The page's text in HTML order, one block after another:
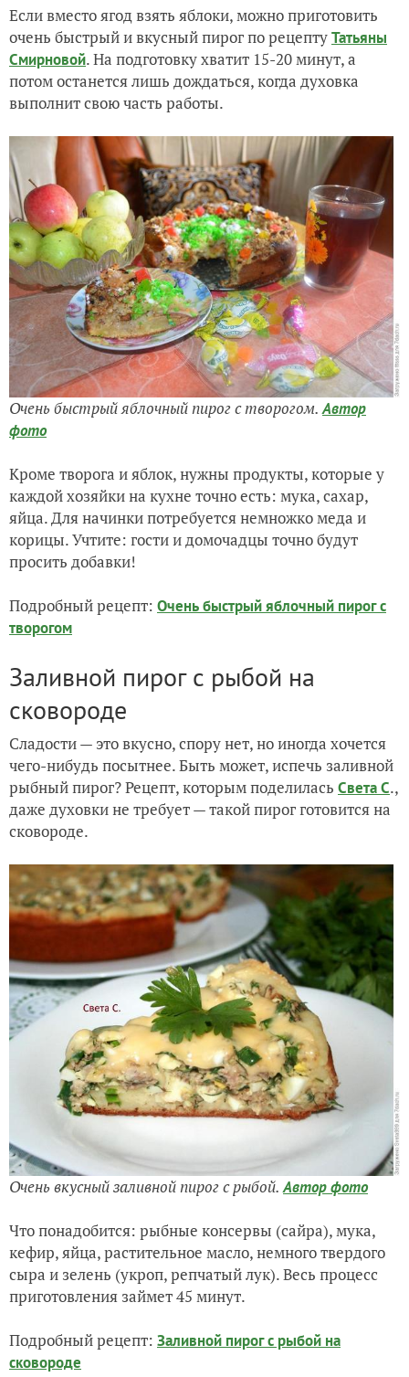
Если вместо ягод взять яблоки, можно приготовить
очень быстрый и вкусный пирог по рецептуТатьяны
Смирновой. На подготовку хватит 15-20 минут, а
потом останется лишь дождаться, когда духовка
выполнит свою часть работы.
Очень быстрый яблочный пирог с творогом.Автор
фото
Кроме творога и яблок, нужны продукты, которые у
каждой хозяйки на кухне точно есть: мука, сахар,
яйца. Для начинки потребуется немножко меда и
корицы. Учтите: гости и домочадцы точно будут
просить добавки!
Подробный рецепт: Очень быстрый яблочный пирог с
творогом
Заливной пирог с рыбой на
сковороде
Сладости — это вкусно, спору нет, но иногда хочется
чего-нибудь посытнее. Быть может, испечь заливной
рыбный пирог? Рецепт, которым поделилась Света С.,
даже духовки не требует — такой пирог готовится на
сковороде.
Очень вкусный заливной пирог с рыбой.Автор фото
Что понадобится: рыбные консервы (сайра), мука,
кефир, яйца, растительное масло, немного твердого
сыра и зелень (укроп, репчатый лук). Весь процесс
приготовления займет 45 минут.
Подробный рецепт: Заливной пирог с рыбой на
сковороде